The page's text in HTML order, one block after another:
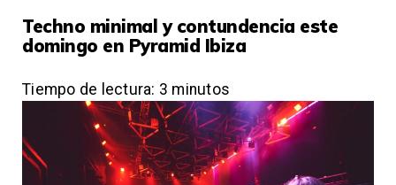
e
b
o
k
t
t
r
t
s
p
p
Techno minimal y contundencia este
domingo en Pyramid Ibiza
Tiempo de lectura: 3 minutos